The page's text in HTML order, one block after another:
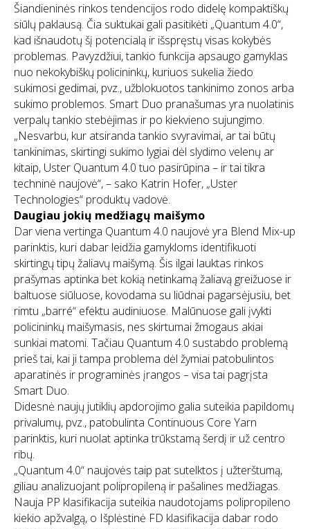
Šiandieninės rinkos tendencijos rodo didelę kompaktiškų
siūlų paklausą. Čia suktukai gali pasitikėti „Quantum 4.0“,
kad išnaudotų šį potencialą ir išspręstų visas kokybės
problemas. Pavyzdžiui, tankio funkcija apsaugo gamyklas
nuo nekokybiškų policininkų, kuriuos sukelia žiedo
sukimosi gedimai, pvz., užblokuotos tankinimo zonos arba
sukimo problemos. Smart Duo pranašumas yra nuolatinis
verpalų tankio stebėjimas ir po kiekvieno sujungimo.
„Nesvarbu, kur atsiranda tankio svyravimai, ar tai būtų
tankinimas, skirtingi sukimo lygiai dėl slydimo velenų ar
kitaip, Uster Quantum 4.0 tuo pasirūpina – ir tai tikra
techninė naujovė“, – sako Katrin Hofer, „Uster
Technologies“ produktų vadovė.
Daugiau jokių medžiagų maišymo
Dar viena vertinga Quantum 4.0 naujovė yra Blend Mix-up
parinktis, kuri dabar leidžia gamykloms identifikuoti
skirtingų tipų žaliavų maišymą. Šis ilgai lauktas rinkos
prašymas aptinka bet kokią netinkamą žaliavą greižuose ir
baltuose siūluose, kovodama su liūdnai pagarsėjusiu, bet
rimtu „barré“ efektu audiniuose. Malūnuose gali įvykti
policininkų maišymasis, nes skirtumai žmogaus akiai
sunkiai matomi. Tačiau Quantum 4.0 sustabdo problemą
prieš tai, kai ji tampa problema dėl žymiai patobulintos
aparatinės ir programinės įrangos – visa tai pagrįsta
Smart Duo.
Didesnė naujų jutiklių apdorojimo galia suteikia papildomų
privalumų, pvz., patobulinta Continuous Core Yarn
parinktis, kuri nuolat aptinka trūkstamą šerdį ir už centro
ribų.
„Quantum 4.0“ naujovės taip pat sutelktos į užterštumą,
giliau analizuojant polipropileną ir pašalines medžiagas.
Nauja PP klasifikacija suteikia naudotojams polipropileno
kiekio apžvalgą, o Išplėstinė FD klasifikacija dabar rodo